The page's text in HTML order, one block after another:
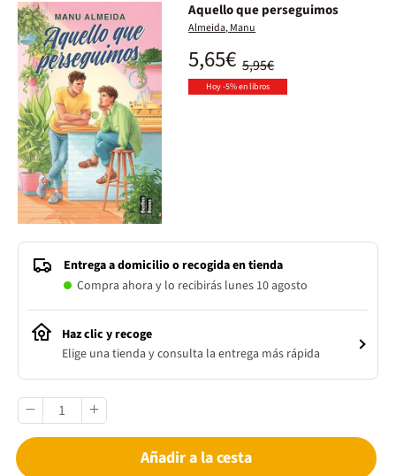
Aquello que perseguimos
Almeida, Manu
5,95€
5,65€
Hoy -5% en libros
Entrega a domicilio o recogida en tienda
Compra ahora y lo recibirás lunes 10 agosto
Haz clic y recoge
Elige una tienda y consulta la entrega más rápida
Añadir a la cesta